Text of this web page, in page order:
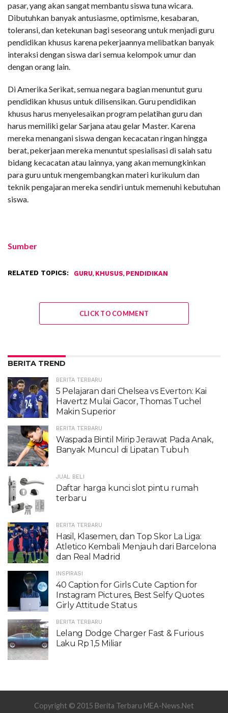
pasar, yang akan sangat membantu siswa tuna wicara.
Dibutuhkan banyak antusiasme, optimisme, kesabaran,
toleransi, dan ketekunan bagi seseorang untuk menjadi guru
pendidikan khusus karena pekerjaannya melibatkan banyak
interaksi dengan siswa dari semua kelompok umur dan
dengan orang lain.
Di Amerika Serikat, semua negara bagian menuntut guru
pendidikan khusus untuk dilisensikan. Guru pendidikan
khusus harus menyelesaikan program pelatihan guru dan
harus memiliki gelar Sarjana atau gelar Master. Karena
mereka menangani siswa dengan kecacatan ringan hingga
berat, pekerjaan mereka menuntut spesialisasi di salah satu
bidang kecacatan atau lainnya, yang akan memungkinkan
para guru untuk mengembangkan materi kurikulum dan
teknik pengajaran mereka sendiri untuk memenuhi kebutuhan
siswa.
Sumber
RELATED TOPICS: GURU, KHUSUS, PENDIDIKAN
CLICK TO COMMENT
BERITA TREND
BERITA TERBARU
5 Pelajaran dari Chelsea vs Everton: Kai
Havertz Mulai Gacor, Thomas Tuchel
Makin Superior
BERITA TERBARU
Waspada Bintil Mirip Jerawat Pada Anak,
Banyak Muncul di Lipatan Tubuh
JUAL BELI
Daftar harga kunci slot pintu rumah
terbaru
BERITA TERBARU
Hasil, Klasemen, dan Top Skor La Liga:
Atletico Kembali Menjauh dari Barcelona
dan Real Madrid
INSPIRASI
40 Caption for Girls Cute Caption for
Instagram Pictures, Best Selfy Quotes
Girly Attitude Status
BERITA TERBARU
Lelang Dodge Charger Fast & Furious
Laku Rp 1,5 Miliar
Copyright © 2015 Berita Terbaru MEA-News.Net